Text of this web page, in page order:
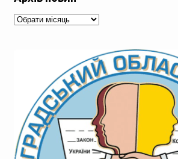
Архів
новин